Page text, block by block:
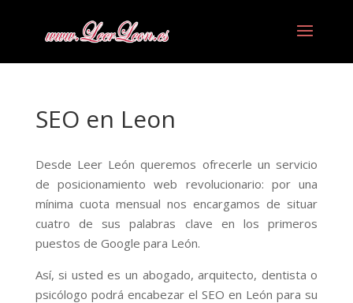
SEO en Leon
Desde Leer León queremos ofrecerle un servicio
de posicionamiento web revolucionario: por una
mínima cuota mensual nos encargamos de situar
cuatro de sus palabras clave en los primeros
puestos de Google para León.
Así, si usted es un abogado, arquitecto, dentista o
psicólogo podrá encabezar el SEO en León para su